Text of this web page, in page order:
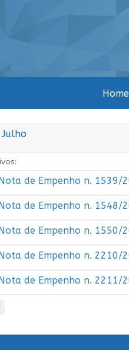
Home
Julho
de Empenho n. 1539/
de Empenho n. 1548/
de Empenho n. 1550/
de Empenho n. 2210/
de Empenho n. 2211/